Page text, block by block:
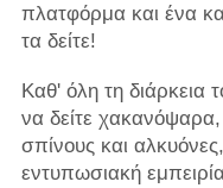
πλατφόρμα και ένα
τα δείτε!
Καθ' όλη τη διάρκεια
να δείτε
σπίνους και
εντυπωσιακή